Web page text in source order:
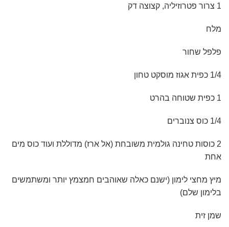
1 צרור פטרוזיליה, קצוצה דק
מלח
פלפל שחור
1/4 כפית אגוז מוסקט טחון
1 כפית שטוחה בהרט
1/4 כוס צנוברים
2 כוסות טחינה גולמית
משובחת (אל ארז) מדוללת ועוד כוס מים
אחת
מיץ מחצי לימון (ישנם כאלה שאוהבים חמצמץ יותר ומשתמשים
בלימון שלם)
שמן זית